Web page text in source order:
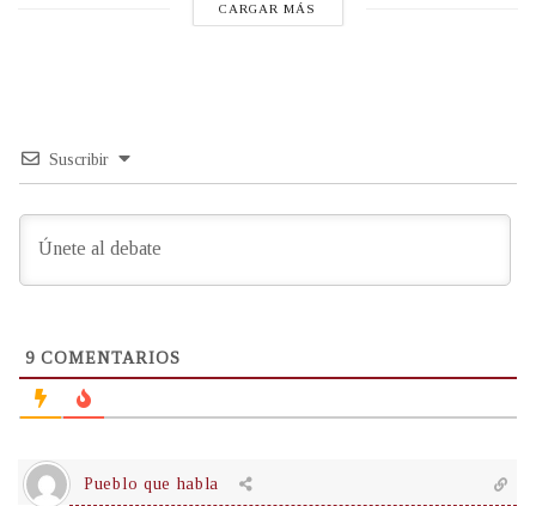
CARGAR MÁS
Suscribir
9 COMENTARIOS
Pueblo que habla